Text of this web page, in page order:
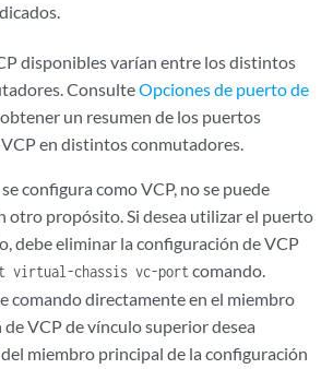
disponibles varían entre los distintos
ConsulteOpciones de puerto de
un resumen de los puertos
en distintos conmutadores.
configura como VCP, no se puede
otro propósito. Si desea utilizar el puerto
debe eliminar la configuración de VCP
virtual-chassis vc-portcomando.
comando directamente en el miembro
VCP de vínculo superior desea
miembro principal de la configuración